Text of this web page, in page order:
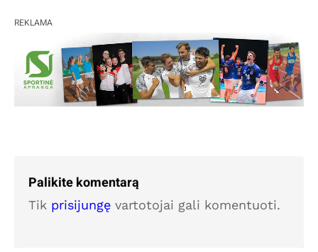
REKLAMA
Palikite komentarą
Tik prisijungę vartotojai gali komentuoti.